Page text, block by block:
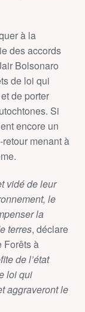
à la
des accords
Bolsonaro
de loi qui
de porter
Si
encore un
menant à
vidé de leur
le
la
terres, déclare
Forêts à
de l’état
loi qui
aggraveront le